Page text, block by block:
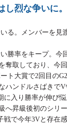
し烈な争いに。
る。メンバーを
勝率をキープ。
奪取しており、今
ト大賞で2回目の
ハンドルさばきで
入り勝率が伸び
へ昇級後初のシリ
で今年3Vと存在